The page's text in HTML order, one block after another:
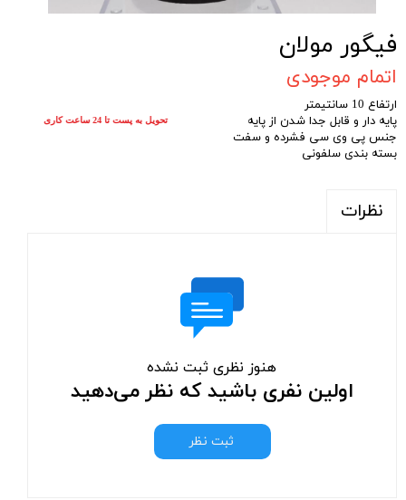
فیگور مولان
اتمام موجودی
ارتفاع 10 سانتیمتر
پایه دار و قابل جدا شدن از پایه
جنس پی وی سی فشرده و سفت
بسته بندی سلفونی
نظرات
هنوز نظری ثبت نشده
اولین نفری باشید که نظر می‌دهید
ثبت نظر
تحویل به پست تا 24 ساعت کاری